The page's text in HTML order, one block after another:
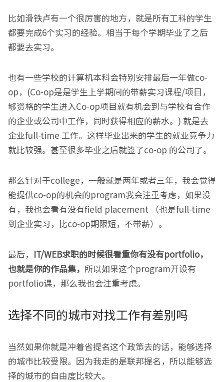
比如滑铁卢有一个很厉害的地方，就是所有工科的学生
都要完成6个实习的经验。相当于每个学期毕业了之后
都要去实习。
也有一些学校的计算机本科会特别安排最后一年做co-
op，(Co-op是是学生上学期间的带薪实习课程/项目，
够资格的学生进入Co-op项目就有机会到与学校有合作
的企业或公司中工作，同时获得相应的薪水。) 就是去
企业full-time 工作。这样毕业出来的学生的就业竞争力
就比较强。甚至很多毕业之后就签了co-op 的公司了。
那么针对于college，一般就是两年或者三年，我会觉得
能提供co-op的机会的program我会注重考虑，如果没
有，我也会看有没有field placement （也是full-time
到企业实习，比co-op期限短，不带薪）。
最后， IT/WEB求职的时候很看重你有没有portfolio，
也就是你的作品集， 所以如果这个program开设有
portfolio课，那么我也会注重考虑。
选择不同的城市对找工作有差别吗
当然如果你就是冲着省提名这个政策去的话，能够选择
的城市比较受限。因为我走的是联邦提名，所以能够选
择的城市的自由度比较大。